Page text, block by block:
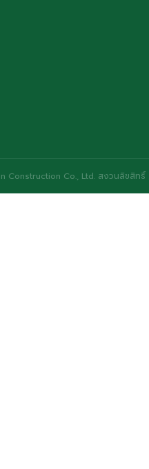
Construction Co., Ltd. สงวนลิขสิทธิ์